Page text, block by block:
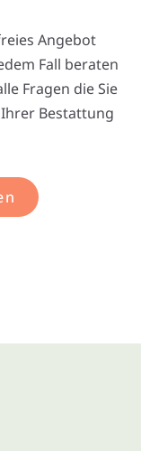
Angebot
Fall beraten
Fragen die Sie
Bestattung